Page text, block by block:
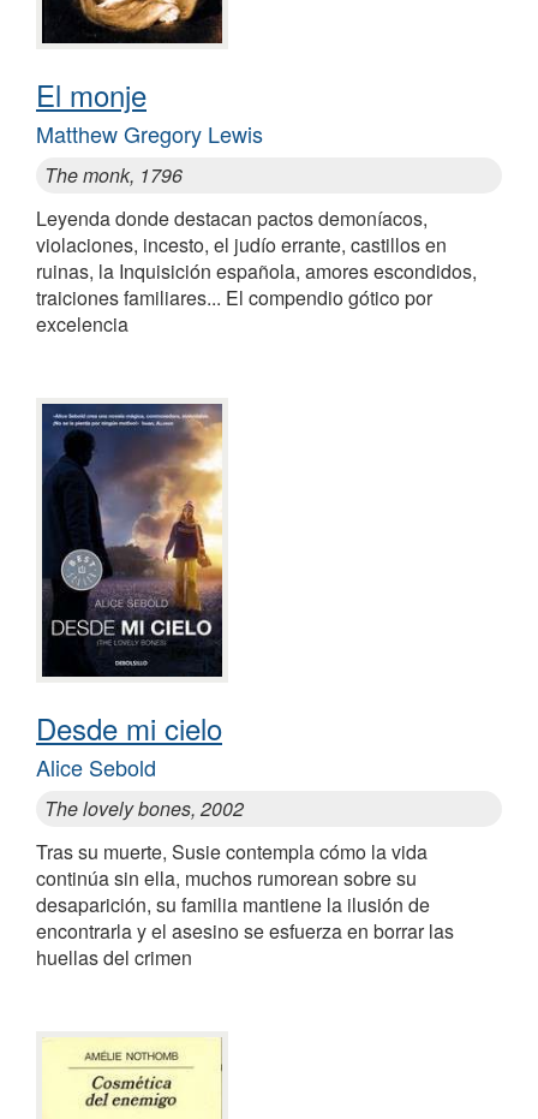
El monje
Matthew Gregory Lewis
The monk, 1796
Leyenda donde destacan pactos demoníacos,
violaciones, incesto, el judío errante, castillos en
ruinas, la Inquisición española, amores escondidos,
traiciones familiares... El compendio gótico por
excelencia
Desde mi cielo
Alice Sebold
The lovely bones, 2002
Tras su muerte, Susie contempla cómo la vida
continúa sin ella, muchos rumorean sobre su
desaparición, su familia mantiene la ilusión de
encontrarla y el asesino se esfuerza en borrar las
huellas del crimen